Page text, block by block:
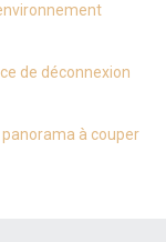
de déconnexion
à couper